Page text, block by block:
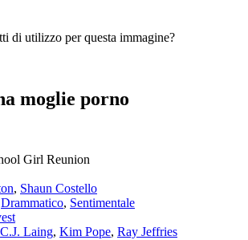
di utilizzo per questa immagine?
moglie porno
Girl Reunion
, Shaun Costello
Drammatico, Sentimentale
C.J. Laing, Kim Pope, Ray Jeffries